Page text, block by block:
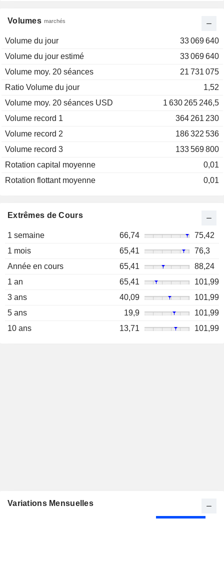
Volumes marchés
Volume du jour
33 069 640
Volume du jour estimé
33 069 640
Volume moy. 20 séances
21 731 075
Ratio Volume du jour
1,52
Volume moy. 20 séances USD
1 630 265 246,5
Volume record 1
364 261 230
Volume record 2
186 322 536
Volume record 3
133 569 800
Rotation capital moyenne
0,01
Rotation flottant moyenne
0,01
Extrêmes de Cours
1 semaine 66,74
75,42
1 mois
65,41
76,3
Année en cours
65,41
88,24
1 an
65,41
101,99
3 ans
40,09
101,99
5 ans
19,9
101,99
10 ans
13,71 101,99
Variations Mensuelles